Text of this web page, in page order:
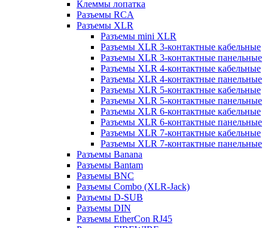
Клеммы лопатка
Разъемы RCA
Разъемы XLR
Разъемы mini XLR
Разъемы XLR 3-контактные кабельные
Разъемы XLR 3-контактные панельные
Разъемы XLR 4-контактные кабельные
Разъемы XLR 4-контактные панельные
Разъемы XLR 5-контактные кабельные
Разъемы XLR 5-контактные панельные
Разъемы XLR 6-контактные кабельные
Разъемы XLR 6-контактные панельные
Разъемы XLR 7-контактные кабельные
Разъемы XLR 7-контактные панельные
Разъемы Banana
Разъемы Bantam
Разъемы BNC
Разъемы Combo (XLR-Jack)
Разъемы D-SUB
Разъемы DIN
Разъемы EtherCon RJ45